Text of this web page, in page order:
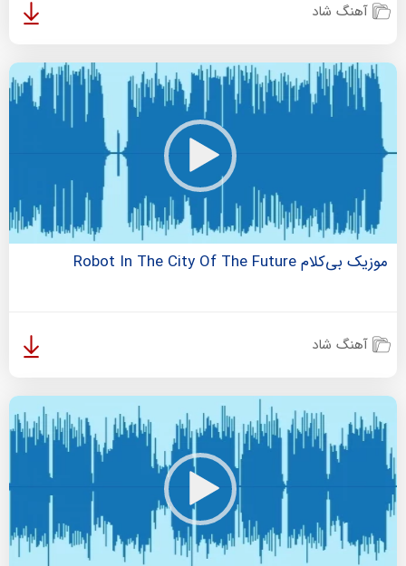
آهنگ شاد
موزیک بی‌کلام Robot In The City Of The Future
آهنگ شاد